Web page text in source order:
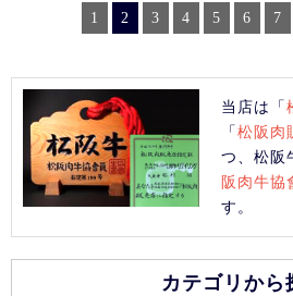
1 2 3 4 5 6 7
当店は「
「松阪肉
つ、松阪
阪肉牛協
す。
カテゴリから